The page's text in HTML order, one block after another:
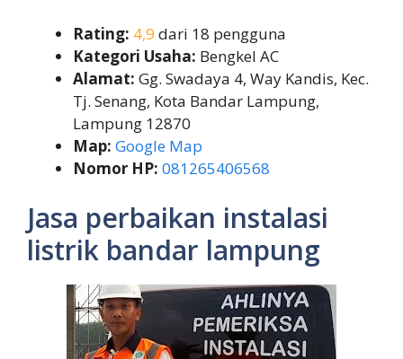
Rating: 4,9 dari 18 pengguna
Kategori Usaha: Bengkel AC
Alamat: Gg. Swadaya 4, Way Kandis, Kec.
Tj. Senang, Kota Bandar Lampung,
Lampung 12870
Map: Google Map
Nomor HP: 081265406568
Jasa perbaikan instalasi
listrik bandar lampung